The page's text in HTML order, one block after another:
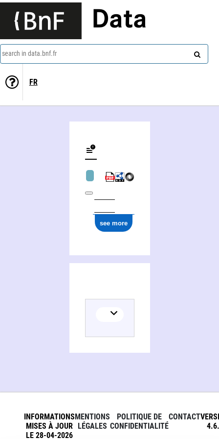
Data
search in data.bnf.fr
FR
see more
INFORMATIONS
MISES À JOUR
LE 28-04-2026
MENTIONS
LÉGALES
POLITIQUE DE
CONFIDENTIALITÉ
CONTACT